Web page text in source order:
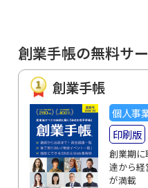
創業手帳の無料サ
創業手帳
個人事
印刷版
創業期に
達から経
が満載